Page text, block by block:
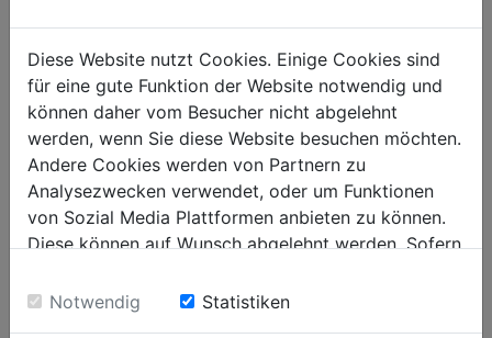
Podtlak [Pa]
1020
Hlasitost a vibrace
Hladina akustického výkonu [dB(A)]
Hmotnost
Brutto [kg]
33
Netto [kg]
Diese Website nutzt Cookies. Einige Cookies sind
für eine gute Funktion der Website notwendig und
können daher vom Besucher nicht abgelehnt
werden, wenn Sie diese Website besuchen möchten.
Andere Cookies werden von Partnern zu
Analysezwecken verwendet, oder um Funktionen
von Sozial Media Plattformen anbieten zu können.
Diese können auf Wunsch abgelehnt werden. Sofern
Einwilligung zu unseren Cookies.
Notwendig Statistiken